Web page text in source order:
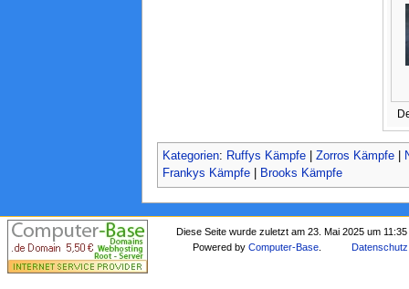
Kategorien: Ruffys Kämpfe| Zorros Kämpfe|
Frankys Kämpfe| Brooks Kämpfe
Diese Seite wurde zuletzt am 23. Mai 2025 um
Powered byComputer-Base Datenschutz